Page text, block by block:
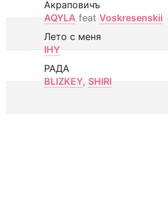
Акраповичъ
AQYLA feat Voskresenskii
Лето с меня
IHY
РАДА
BLIZKEY, SHIRI